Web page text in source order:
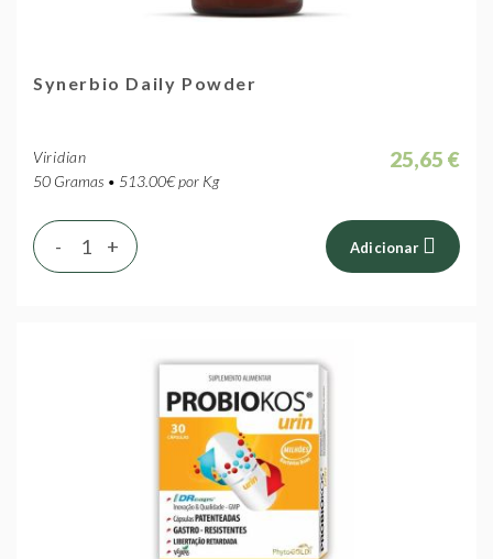
Synerbio Daily Powder
Viridian
50 Gramas • 513.00€ por Kg
25,65 €
+
- Adicionar